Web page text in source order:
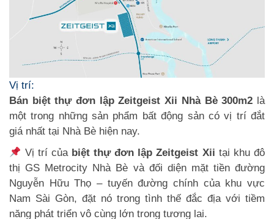
Vị trí:
Bán biệt thự đơn lập Zeitgeist Xii Nhà Bè 300m2 là
một trong những sản phẩm bất động sản có vị trí đắt
giá nhất tại Nhà Bè hiện nay.
Vị trí của biệt thự đơn lập Zeitgeist Xii tại khu đô
thị GS Metrocity Nhà Bè và đối diện mặt tiền đường
Nguyễn Hữu Thọ – tuyến đường chính của khu vực
Nam Sài Gòn, đặt nó trong tình thế đắc địa với tiềm
năng phát triển vô cùng lớn trong tương lai.